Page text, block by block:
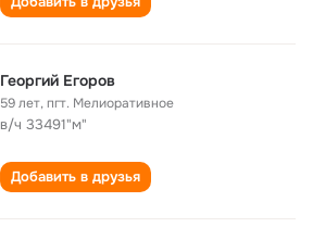
Георгий Егоров
59 лет,пгт. Мелиоративное
в/ч 33491"м"
Добавить в друзья